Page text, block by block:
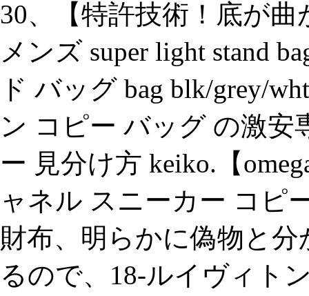
30、【特許技術！底が
メンズ super light stand
ド バッグ bag blk/grey/
ン コピー バッグ の激安
ー 見分け方 keiko.【
ャネル スニーカー コピ
財布、明らかに偽物と
るので、18-ルイヴィト